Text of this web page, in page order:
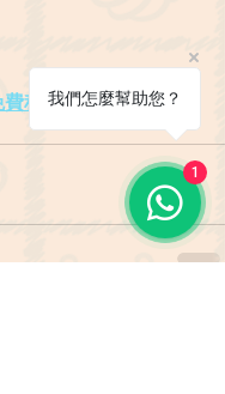
費程度評估及試堂】
我們怎麼幫助您？
1